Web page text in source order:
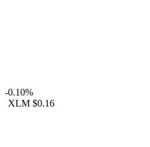
-0.10%
XLM $0.16